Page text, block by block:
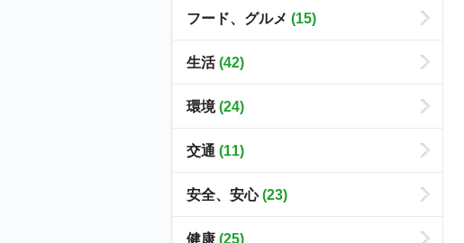
フード、グルメ (15)
生活(42)
環境(24)
交通 (11)
安全、安心(23)
健康 (25)